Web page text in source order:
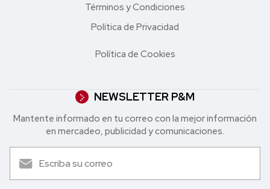
Términos y Condiciones
Política de Privacidad
Política de Cookies
NEWSLETTER P&M
Mantente informado en tu correo con la mejor in formación
en mercadeo, publicidad y comunicaciones.